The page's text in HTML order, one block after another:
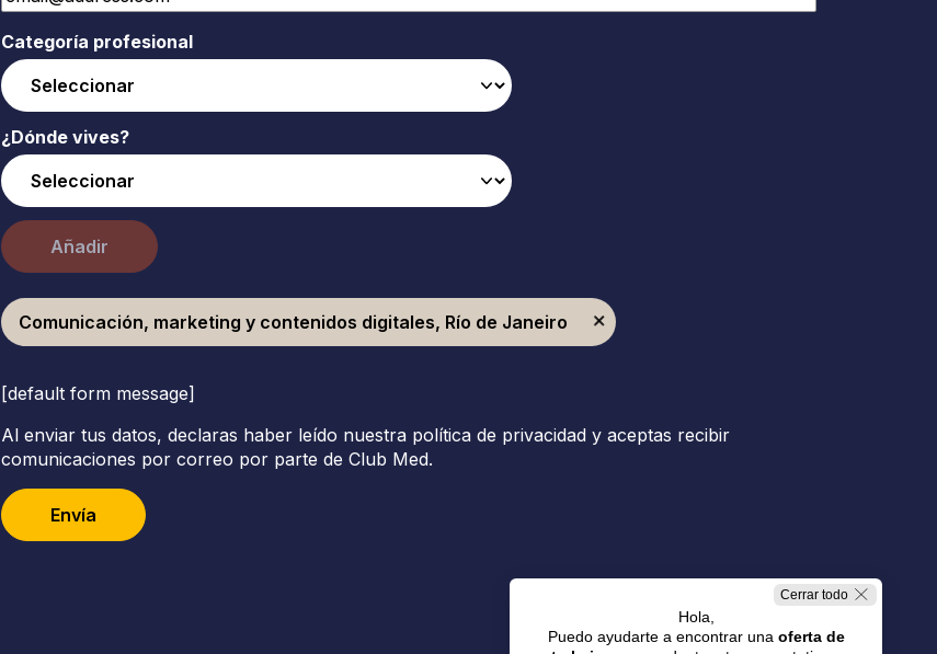
Categoría profesional
¿Dónde vives?
Añadir
Comunicación, marketing y contenidos digitales, Río de Janeiro
[default form message]
Al enviar tus datos, declaras haber leído nuestra política de privacidad y aceptas recibir
comunicaciones por correo por parte de Club Med.
Envía
Cerrar todo
Hola,
Puedo ayudarte a encontrar una oferta de